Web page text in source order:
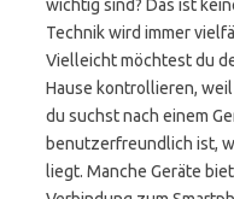
wichtig sind? Das ist
Technik wird immer
Vielleicht möchtest du
Hause kontrollieren,
du suchst nach einem
benutzerfreundlich ist,
liegt. Manche Geräte